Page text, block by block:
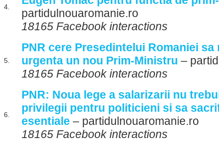
4.
partidulnouaromanie.ro
18165 Facebook interactions
5.
PNR cere Presedintelui Romaniei sa
urgenta un nou Prim-Ministru –
18165 Facebook interactions
6.
PNR: Noua lege a salarizarii nu
privilegii pentru politicieni si sa
esentiale – partidulnouaromanie.ro
18165 Facebook interactions